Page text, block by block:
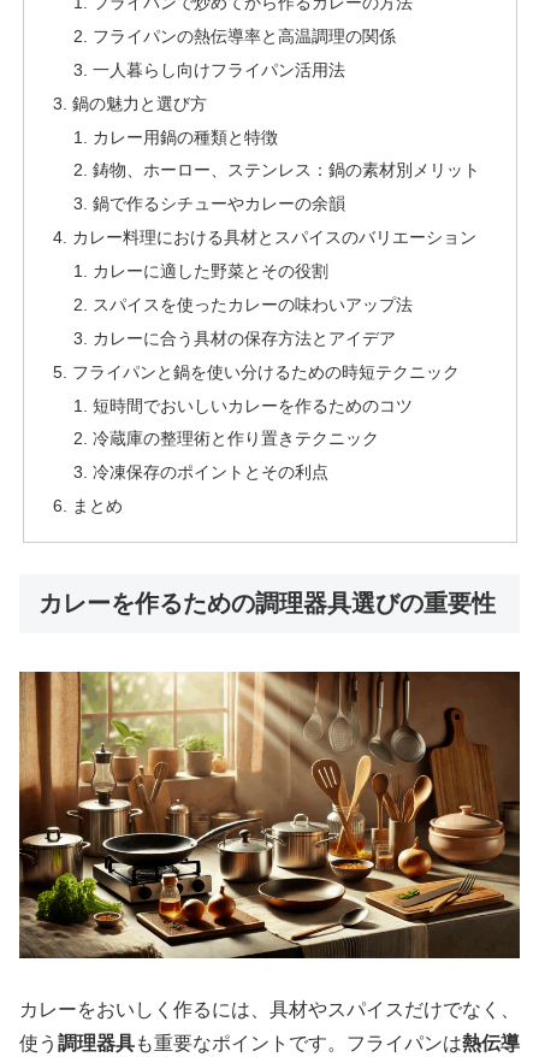
フライパンの熱伝導率と高温調理の関係
一人暮らし向けフライパン活用法
鍋の魅力と選び方
カレー用鍋の種類と特徴
鋳物、ホーロー、ステンレス：鍋の素材別メリット
鍋で作るシチューやカレーの余韻
カレー料理における具材とスパイスのバリエーション
カレーに適した野菜とその役割
スパイスを使ったカレーの味わいアップ法
カレーに合う具材の保存方法とアイデア
フライパンと鍋を使い分けるための時短テクニック
短時間でおいしいカレーを作るためのコツ
冷蔵庫の整理術と作り置きテクニック
冷凍保存のポイントとその利点
まとめ
カレーを作るための調理器具選びの重要性
カレーをおいしく作るには、具材やスパイスだけでなく、
使う 調理器具も重要なポイントです。フライパンは熱伝導